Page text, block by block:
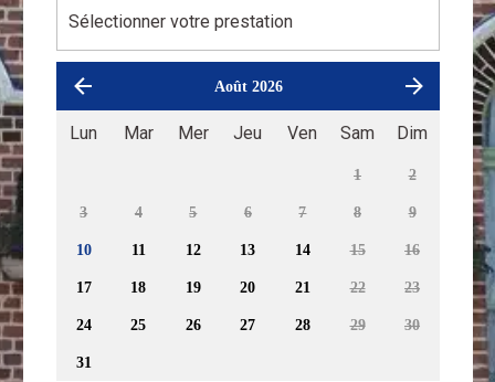
Août 2026
Lun Mar Mer Jeu Ven Sam Dim
1 2
3 4 5 6 7 8 9
10 11 12 13 14 15 16
17 18 19 20 21 22 23
24 25 26 27 28 29 30
31